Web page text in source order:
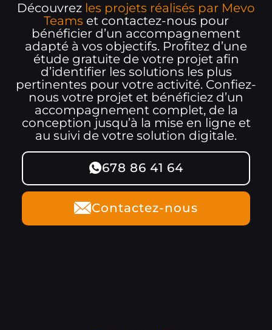
Découvrez les projets réalisés par Mevo
Teams et contactez-nous pour
bénéficier d’un accompagnement
adapté à vos objectifs. Profitez d’une
étude gratuite de votre projet afin
d’identifier les solutions les plus
pertinentes pour votre activité. Confiez-
nous votre projet et bénéficiez d’un
accompagnement complet, de la
conception jusqu’à la mise en ligne et
au suivi de votre solution digitale.
678 86 41 64
Contactez-nous